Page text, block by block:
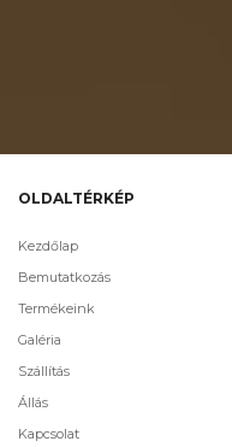
OLDALTÉRKÉP
Kezdőlap
Bemutatkozás
Termékeink
Galéria
Szállítás
Állás
Kapcsolat